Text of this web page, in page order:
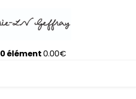
0 élément0.00€